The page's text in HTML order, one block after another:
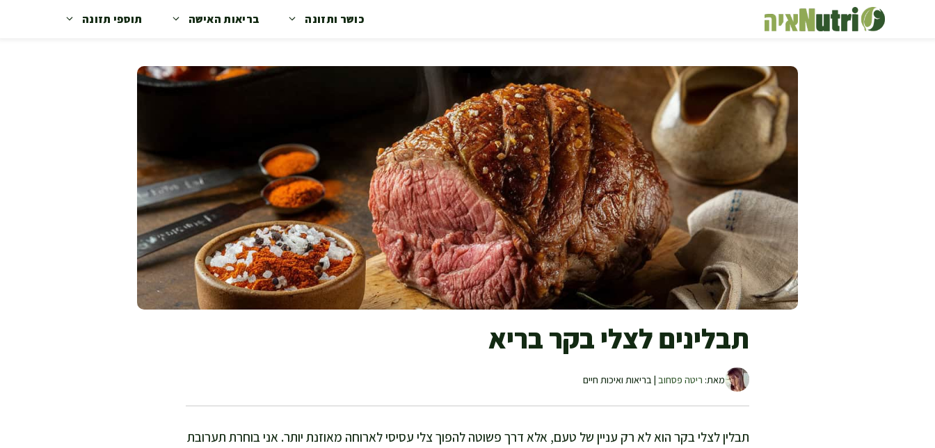
כושר ותזונה בריאות האישה תוספי תזונה
תבלינים לצלי בקר בריא
מאת: ריטה פסחוב | בריאות ואיכות חיים
תבלין לצלי בקר הוא לא רק עניין של טעם, אלא דרך פשוטה להפוך צלי עסיסי לארוחה מאוזנת יותר. אני בוחרת תערובת